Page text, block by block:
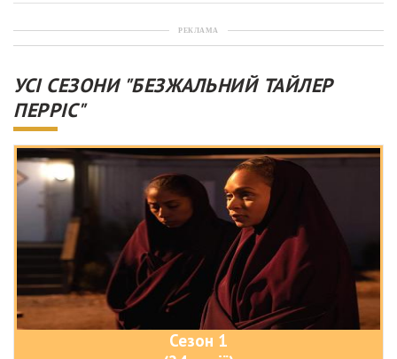
РЕКЛАМА
УСІ СЕЗОНИ "БЕЗЖАЛЬНИЙ ТАЙЛЕР
ПЕРРІС"
Сезон 1